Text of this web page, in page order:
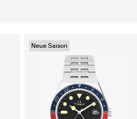
Neue Saison